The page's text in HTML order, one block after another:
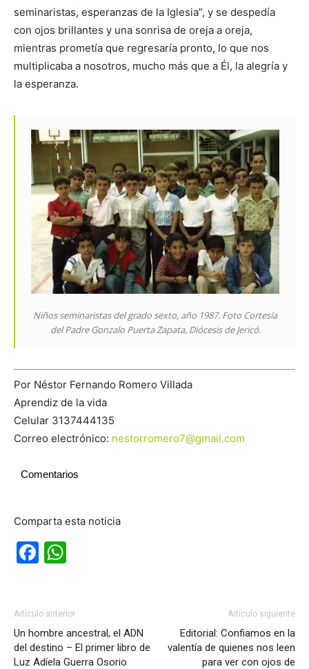
seminaristas, esperanzas de la Iglesia”, y se despedía
con ojos brillantes y una sonrisa de oreja a oreja,
mientras prometía que regresaría pronto, lo que nos
multiplicaba a nosotros, mucho más que a Él, la alegría y
la esperanza.
Niños seminaristas del grado sexto, año 1987. Foto Cortesía
del Padre Gonzalo Puerta Zapata, Diócesis de Jericó.
Por Néstor Fernando Romero Villada
Aprendiz de la vida
Celular 3137444135
Correo electrónico: nestorromero7@gmail.com
Comentarios
Comparta esta noticia
Facebook
Artículo anterior
Un hombre ancestral, el ADN
del destino – El primer libro de
Luz Adíela Guerra Osorio
Artículo siguiente
Editorial: Confiamos en la
valentía de quienes nos leen
para ver con ojos de